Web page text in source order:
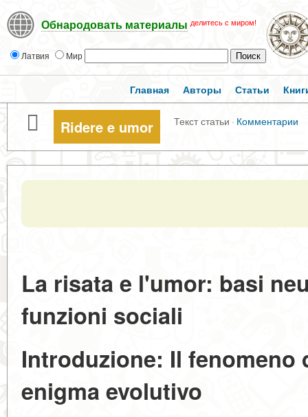
Обнародовать материалы делитесь с миром!
Латвия Мир
Главная Авторы Статьи
Ridere e umor Текст статьи · Комментарии
La risata e l'umor: basi
funzioni sociali
Introduzione: Il fenomeno
enigma evolutivo